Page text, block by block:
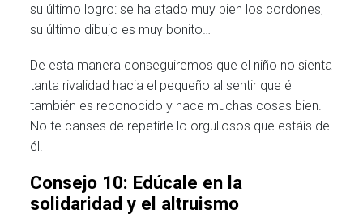
su último logro: se ha atado muy bien los cordones,
su último dibujo es muy bonito…
De esta manera conseguiremos que el niño no sienta
tanta rivalidad hacia el pequeño al sentir que él
también es reconocido y hace muchas cosas bien.
No te canses de repetirle lo orgullosos que estáis de
él.
Consejo 10: Edúcale en la
solidaridad y el altruismo